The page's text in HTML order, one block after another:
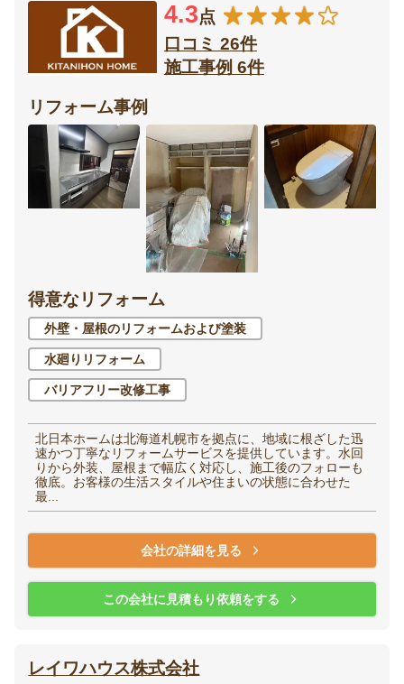
テラス・
サンルーム
ガレージ
門扉 オーニング
洋室（子供部屋・寝
室）
廊下
玄関 エントランス
家全体・
リノベーション
その他
4.3点
口コミ 26件
施工事例 6件
リフォーム事例
得意なリフォーム
外壁・屋根のリフォームおよび塗装
水廻りリフォーム
バリアフリー改修工事
北日本ホームは北海道札幌市を拠点に、地域に根ざした迅
速かつ丁寧なリフォームサービスを提供しています。水回
りから外装、屋根まで幅広く対応し、施工後のフォローも
徹底。お客様の生活スタイルや住まいの状態に合わせた
最...
会社の詳細を見る
この会社に見積もり依頼をする
レイワハウス株式会社